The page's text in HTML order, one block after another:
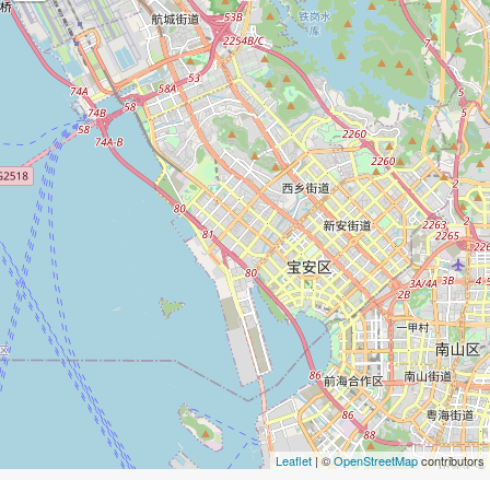
Leaflet| ©OpenStreetMapcontributors